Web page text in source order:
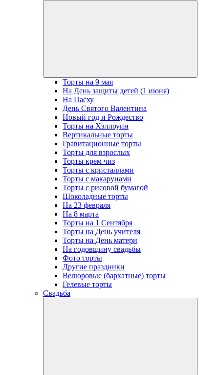
Торты на 9 мая
На День защиты детей (1 июня)
На Пасху
День Святого Валентина
Новый год и Рождество
Торты на Хэллоуин
Вертикальные торты
Гравитационные торты
Торты для взрослых
Торты крем чиз
Торты с кристаллами
Торты с макарунами
Торты с рисовой бумагой
Шоколадные торты
На 23 февраля
На 8 марта
Торты на 1 Сентября
Торты на День учителя
Торты на День матери
На годовщину свадьбы
Фото торты
Другие праздники
Велюровые (бархатные) торты
Гелевые торты
Свадьба